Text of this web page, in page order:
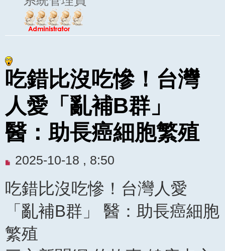
吃錯比沒吃慘！台灣
人愛「亂補B群」
醫：助長癌細胞繁殖
未
讀
文
章
2025-10-18 , 8:50
吃錯比沒吃慘！台灣人愛
「亂補B群」 醫：助長癌細胞
繁殖